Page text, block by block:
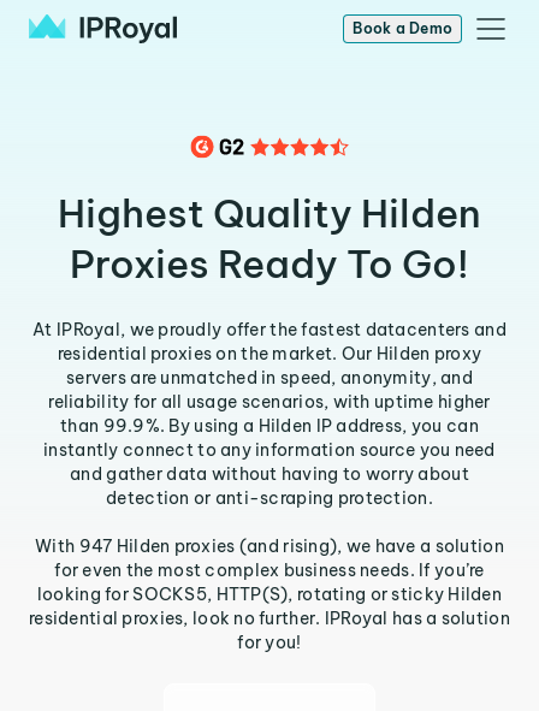
Book a Demo
Highest Quality Hilden
Proxies Ready To Go!
At IPRoyal, we proudly offer the fastest datacenters and
residential proxies on the market. Our Hilden proxy
servers are unmatched in speed, anonymity, and
reliability for all usage scenarios, with uptime higher
than 99.9%. By using a Hilden IP address, you can
instantly connect to any information source you need
and gather data without having to worry about
detection or anti-scraping protection.
With 947 Hilden proxies (and rising), we have a solution
for even the most complex business needs. If you’re
looking for SOCKS5, HTTP(S), rotating or sticky Hilden
residential proxies, look no further. IPRoyal has a solution
for you!